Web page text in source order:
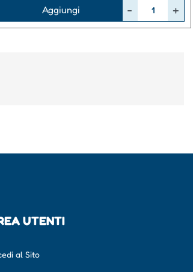
Aggiungi
UTENTI
al Sito